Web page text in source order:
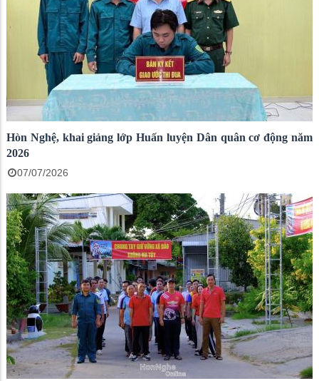
Hòn Nghệ, khai giảng lớp Huấn luyện Dân quân cơ động năm
2026
07/07/2026